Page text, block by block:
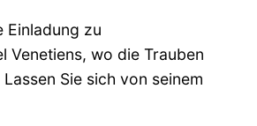
Einladung zu
Venetiens, wo die Trauben
Sie sich von seinem